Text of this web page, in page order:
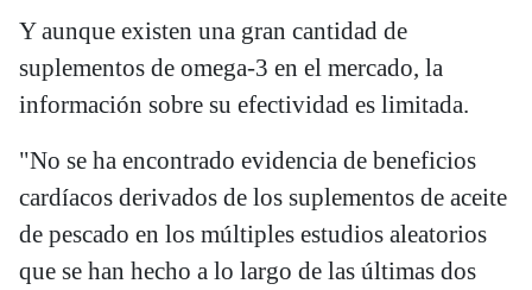
Y aunque existen una gran cantidad de
suplementos de omega-3 en el mercado, la
información sobre su efectividad es limitada.
"No se ha encontrado evidencia de beneficios
cardíacos derivados de los suplementos de aceite
de pescado en los múltiples estudios aleatorios
que se han hecho a lo largo de las últimas dos